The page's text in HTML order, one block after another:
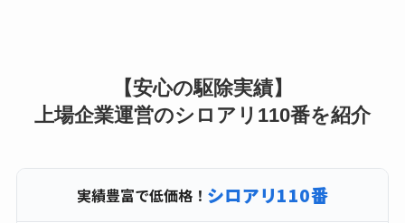
【安心の駆除実績】
上場企業運営のシロアリ110番を紹介
実績豊富で低価格！ シロアリ110番